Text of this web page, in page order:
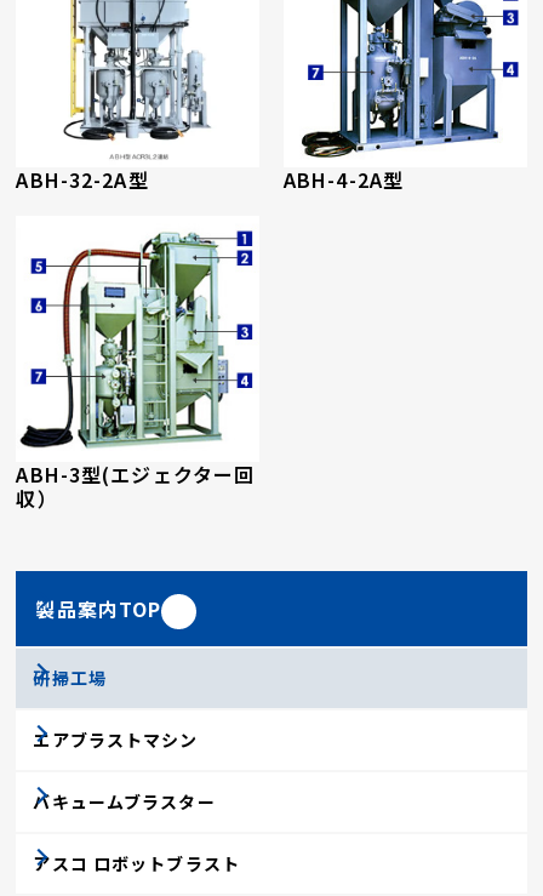
ABH-32-2A型 ABH-4-2A型
ABH-3型(エジェクター回
収）
製品案内TOP
研掃工場
エアブラストマシン
バキュームブラスター
アスコ ロボットブラスト